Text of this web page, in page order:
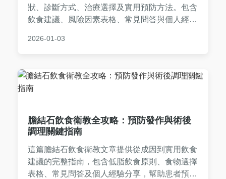
狀、診斷方式、治療選擇及實用預防方法。包含
飲食建議、風險因素表格、常見問答與個人經驗
題，減少復發風險。
2026-01-03
膽結石飲食衛教全攻略：預防發作與術後
調理關鍵指南
這篇膽結石飲食衛教文章提供從成因到實用飲食
建議的完整指南，包含低脂飲食原則、食物選擇
表格、常見問答及個人經驗分享，幫助患者預防